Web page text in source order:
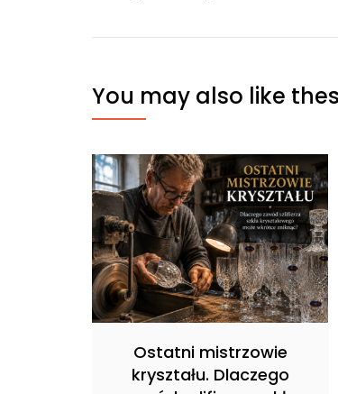
You may also like
Ostatni mistrzowie
kryształu. Dlaczego